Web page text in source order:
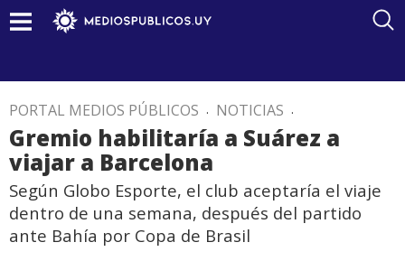
PORTAL MEDIOS PÚBLICOS . NOTICIAS .
Gremio habilitaría a Suárez a
viajar a Barcelona
Según Globo Esporte, el club aceptaría el viaje
dentro de una semana, después del partido
ante Bahía por Copa de Brasil